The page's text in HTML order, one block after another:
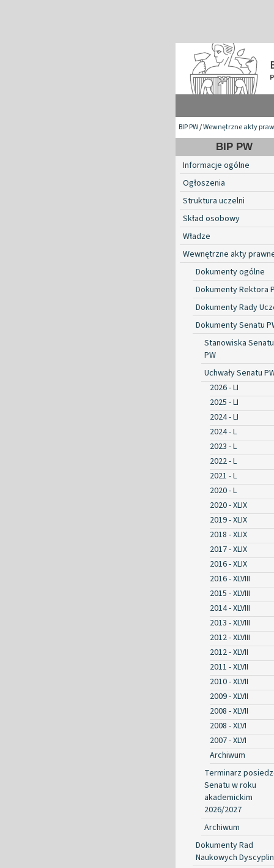
BIP PW/Wewnętrzne akty
BIP PW
Informacje ogólne
Ogłoszenia
Struktura uczelni
Skład osobowy
Władze
Wewnętrzne akty
Dokumenty ogólne
Dokumenty Rektora
Dokumenty Rady
Dokumenty Senatu
Stanowiska Senatu
PW
Uchwały Senatu
2026 - LI
2025 - LI
2024 - LI
2024 - L
2023 - L
2022 - L
2021 - L
2020 - L
2020 - XLIX
2019 - XLIX
2018 - XLIX
2017 - XLIX
2016 - XLIX
2016 - XLVIII
2015 - XLVIII
2014 - XLVIII
2013 - XLVIII
2012 - XLVIII
2012 - XLVII
2011 - XLVII
2010 - XLVII
2009 - XLVII
2008 - XLVII
2008 - XLVI
2007 - XLVI
Archiwum
Terminarz
Senatu w roku
akademickim
2026/2027
Archiwum
Dokumenty Rad
Naukowych Dyscyplin